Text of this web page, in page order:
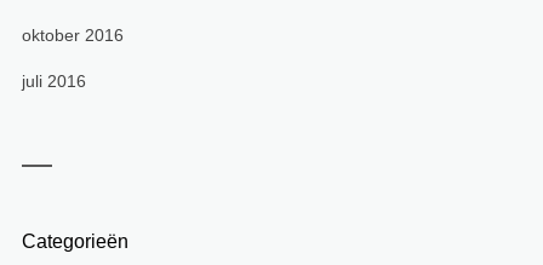
oktober 2016
juli 2016
Categorieën